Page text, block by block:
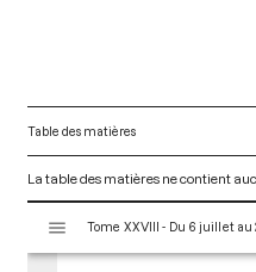
Table des matières
La table des matières ne contient
s
Tome XXVIII - Du 6 juillet au